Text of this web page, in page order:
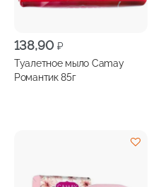
138,90 ₽
Туалетное мыло Camay
Романтик 85г